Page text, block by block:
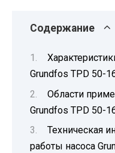
Содержание
Grundfos TPD 50-
Области
Grundfos TPD 50-
Техническая
работы насоса